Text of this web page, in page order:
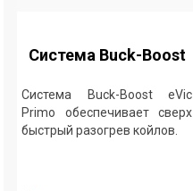
Система Buck-Boost
Система Buck-Boost eVic
Primo обеспечивает сверх
быстрый разогрев койлов.